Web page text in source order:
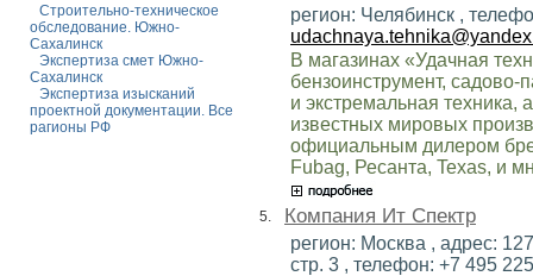
Строительно-техническое
обследование. Южно-
Сахалинск
Экспертиза смет Южно-
Сахалинск
Экспертиза изысканий
проектной документации. Все
рагионы РФ
регион: Челябинск ,
В магазинах «Удачная
бензоинструмент, садово-
и экстремальная техника,
известных мировых
официальным дилером
Fubag, Ресанта, Texas, и
5. Компания Ит Спектр
регион: Москва , адрес:
стр. 3 , телефон: +7 495